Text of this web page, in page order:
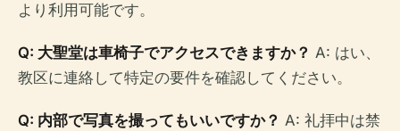
より利用可能です。
Q: 大聖堂は車椅子でアクセスできますか？ A: はい、
教区に連絡して特定の要件を確認してください。
Q: 内部で写真を撮ってもいいですか？ A: 礼拝中は禁